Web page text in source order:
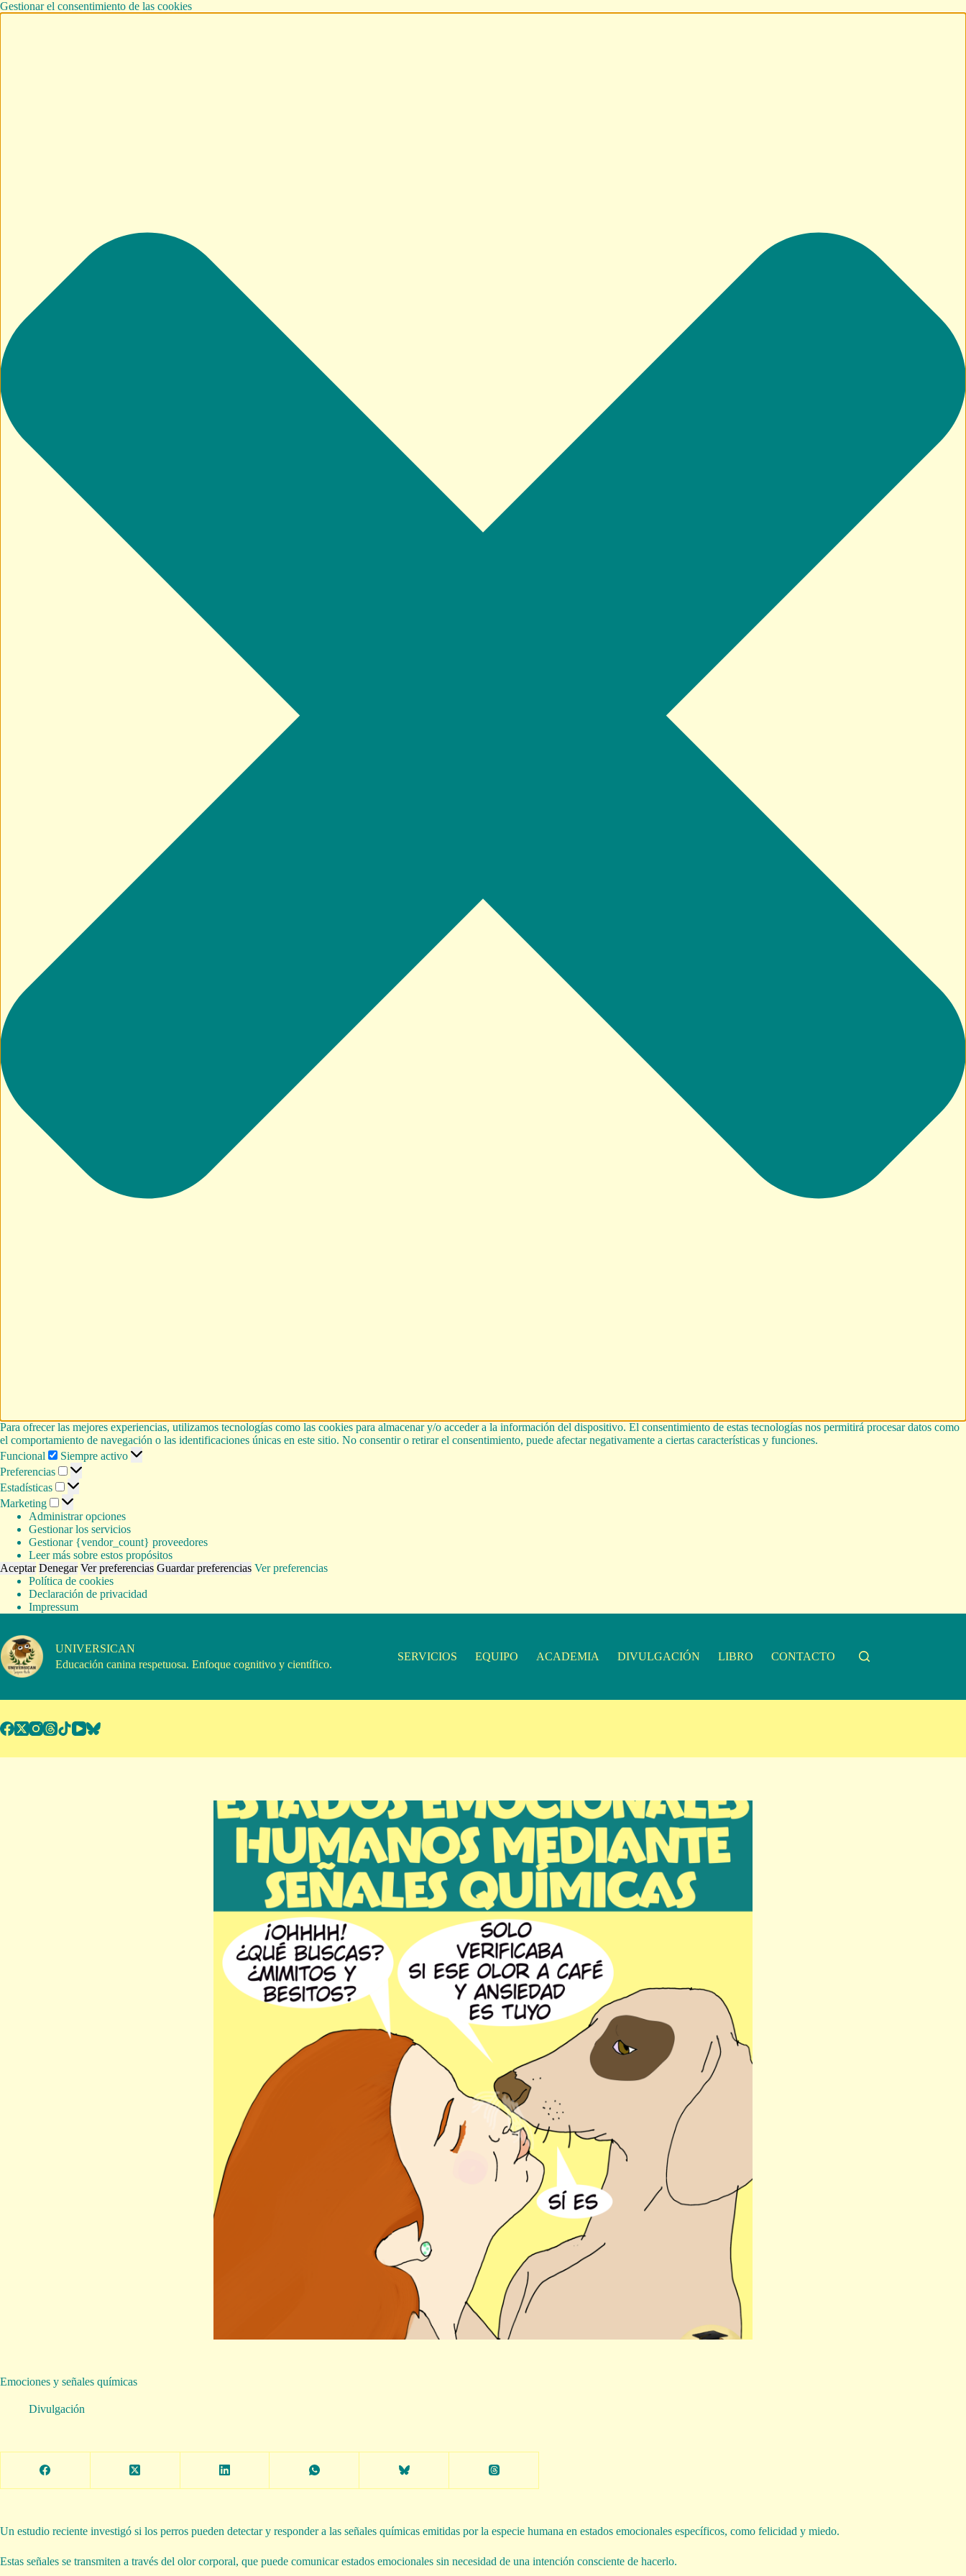
Gestionar el consentimiento de las cookies
Para ofrecer las mejores experiencias, utilizamos tecnologías como las cookies para almacenar y/o acceder a la información del dispositivo. El consentimiento de estas tecnologías nos permitirá procesar datos como
el comportamiento de navegación o las identificaciones únicas en este sitio. No consentir o retirar el consentimiento, puede afectar negativamente a ciertas características y funciones.
Funcional
Funcional
Siempre activo
Preferencias
Preferencias
Estadísticas Estadísticas
Marketing Marketing
Administrar opciones
Gestionar los servicios
Gestionar {vendor_count} proveedores
Leer más sobre estos propósitos
Aceptar Denegar Ver preferencias Guardar preferencias Ver preferencias
Política de cookies
Declaración de privacidad
Impressum
contenido
UNIVERSICAN
Educación canina respetuosa. Enfoque cognitivo y científico.
SERVICIOS EQUIPO ACADEMIA DIVULGACIÓN LIBRO CONTACTO
Emociones y señales químicas
Divulgación
Un estudio reciente investigó si los perros pueden detectar y responder a las señales químicas emitidas por la especie humana en estados emocionales específicos, como felicidad y miedo.
Estas señales se transmiten a través del olor corporal, que puede comunicar estados emocionales sin necesidad de una intención consciente de hacerlo.